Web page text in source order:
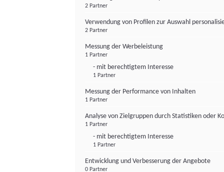
2 Partner
Verwendung von Profilen zur Auswahl
2 Partner
Messung der Werbeleistung
1 Partner
- mit berechtigtem Interesse
1 Partner
Messung der Performance von Inhalten
1 Partner
Analyse von Zielgruppen durch Statistiken oder
1 Partner
- mit berechtigtem Interesse
1 Partner
Entwicklung und Verbesserung der Angebote
0 Partner